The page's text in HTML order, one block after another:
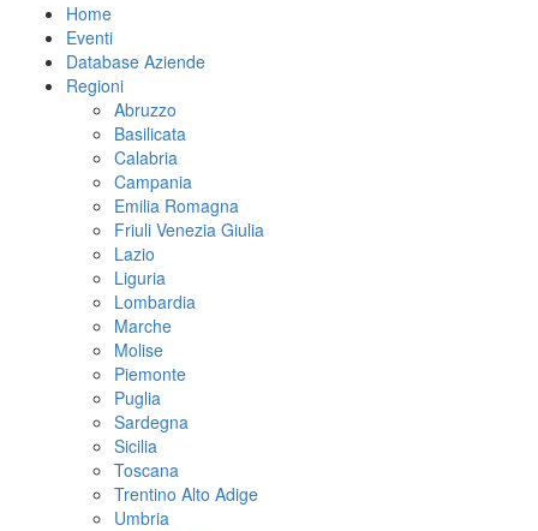
Home
Eventi
Database Aziende
Regioni
Abruzzo
Basilicata
Calabria
Campania
Emilia Romagna
Friuli Venezia Giulia
Lazio
Liguria
Lombardia
Marche
Molise
Piemonte
Puglia
Sardegna
Sicilia
Toscana
Trentino Alto Adige
Umbria